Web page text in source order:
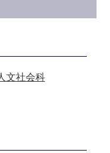
文社会科